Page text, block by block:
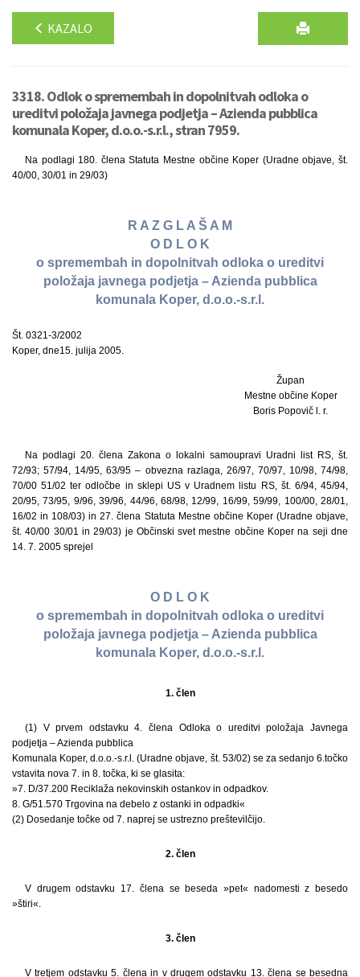
KAZALO
3318. Odlok o spremembah in dopolnitvah odloka o
ureditvi položaja javnega podjetja – Azienda pubblica
komunala Koper, d.o.o.-s.r.l., stran 7959.
Na podlagi 180. člena Statuta Mestne občine Koper (Uradne objave, št.
40/00, 30/01 in 29/03)
R A Z G L A Š A M
O D L O K
o spremembah in dopolnitvah odloka o ureditvi
položaja javnega podjetja – Azienda pubblica
komunala Koper, d.o.o.-s.r.l.
Št. 0321-3/2002
Koper, dne15. julija 2005.
Župan
Mestne občine Koper
Boris Popovič l. r.
Na podlagi 20. člena Zakona o lokalni samoupravi Uradni list RS, št.
72/93; 57/94, 14/95, 63/95 – obvezna razlaga, 26/97, 70/97, 10/98, 74/98,
70/00 51/02 ter odločbe in sklepi US v Uradnem listu RS, št. 6/94, 45/94,
20/95, 73/95, 9/96, 39/96, 44/96, 68/98, 12/99, 16/99, 59/99, 100/00, 28/01,
16/02 in 108/03) in 27. člena Statuta Mestne občine Koper (Uradne objave,
št. 40/00 30/01 in 29/03) je Občinski svet mestne občine Koper na seji dne
14. 7. 2005 sprejel
O D L O K
o spremembah in dopolnitvah odloka o ureditvi
položaja javnega podjetja – Azienda pubblica
komunala Koper, d.o.o.-s.r.l.
1. člen
(1) V prvem odstavku 4. člena Odloka o ureditvi položaja Javnega
podjetja – Azienda pubblica
Komunala Koper, d.o.o.-s.r.l. (Uradne objave, št. 53/02) se za sedanjo 6.točko
vstavita nova 7. in 8. točka, ki se glasita:
»7. D/37.200 Reciklaža nekovinskih ostankov in odpadkov.
8. G/51.570 Trgovina na debelo z ostanki in odpadki«
(2) Dosedanje točke od 7. naprej se ustrezno preštevilčijo.
2. člen
V drugem odstavku 17. člena se beseda »pet« nadomesti z besedo
»štiri«.
3. člen
V tretjem odstavku 5. člena in v drugem odstavku 13. člena se besedna